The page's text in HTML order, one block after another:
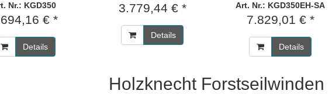
Nr.: KGD350
€ *
Details
3.779,44 € *
Details
Art. Nr.: KGD350EH-SA
7.829,01 € *
Details
Holzknecht Forstseilwinden